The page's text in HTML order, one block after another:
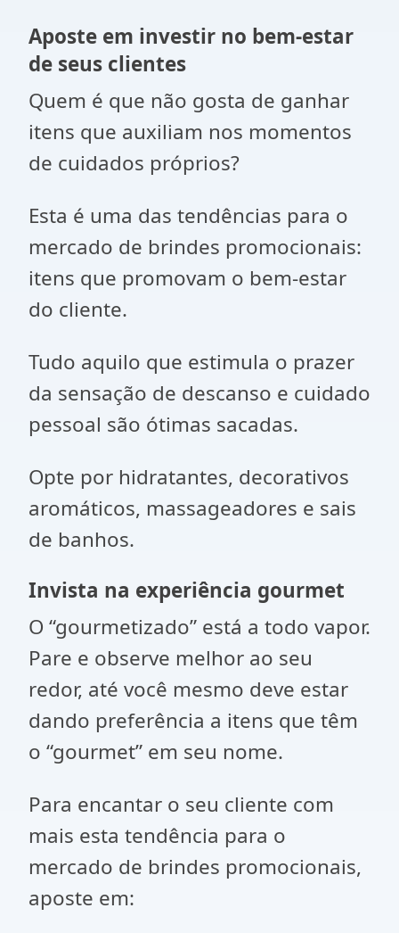
Aposte em investir no bem-estar
de seus clientes
Quem é que não gosta de ganhar
itens que auxiliam nos momentos
de cuidados próprios?
Esta é uma das tendências para o
mercado de brindes promocionais:
itens que promovam o bem-estar
do cliente.
Tudo aquilo que estimula o prazer
da sensação de descanso e cuidado
pessoal são ótimas sacadas.
Opte por hidratantes, decorativos
aromáticos, massageadores e sais
de banhos.
Invista na experiência gourmet
O “gourmetizado” está a todo vapor.
Pare e observe melhor ao seu
redor, até você mesmo deve estar
dando preferência a itens que têm
o “gourmet” em seu nome.
Para encantar o seu cliente com
mais esta tendência para o
mercado de brindes promocionais,
aposte em: